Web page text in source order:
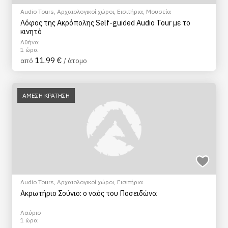
Audio Tours, Αρχαιολογικοί χώροι, Εισιτήρια, Μουσεία
Λόφος της Ακρόπολης Self-guided Audio Tour με το
κινητό
Αθήνα
1 ώρα
από 11.99 € / άτομο
ΑΜΕΣΗ ΚΡΑΤΗΣΗ
Audio Tours, Αρχαιολογικοί χώροι, Εισιτήρια
Ακρωτήριο Σούνιο: ο ναός του Ποσειδώνα
Λαύριο
1 ώρα